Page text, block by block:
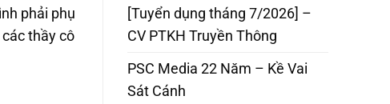
phải phụ
thầy cô
[Tuyển dụng tháng 7/2026] –
CV PTKH Truyền Thông
PSC Media 22 Năm – Kề Vai
Sát Cánh